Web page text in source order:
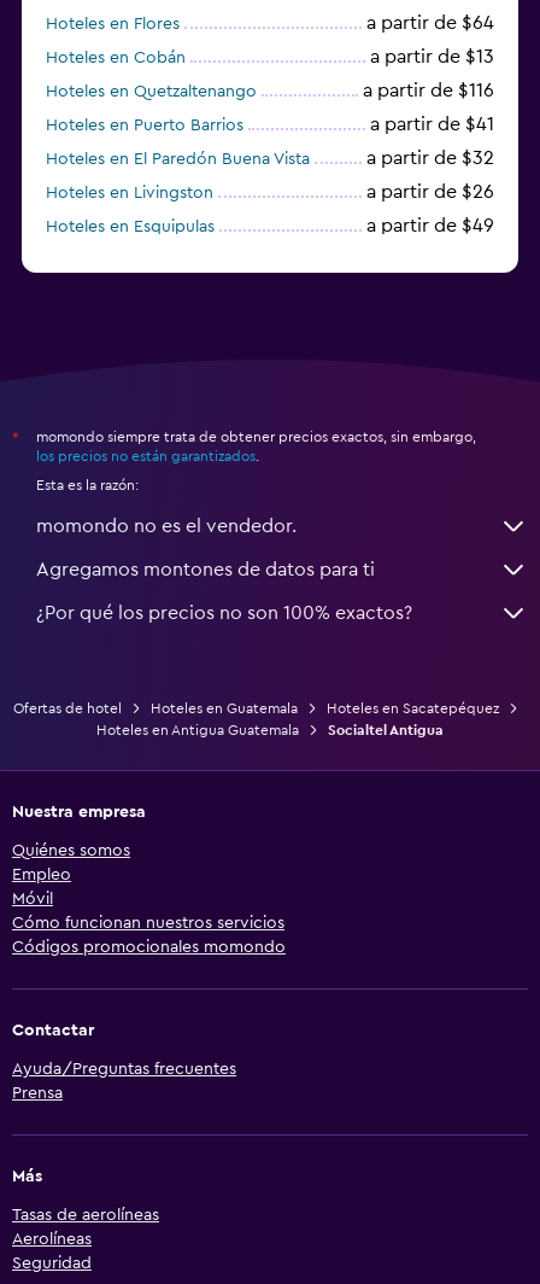
Hoteles en Flores a partir de $64
Hoteles en Cobán a partir de $13
Hoteles en Quetzaltenango a partir de $116
Hoteles en Puerto Barrios a partir de $41
Hoteles en El Paredón Buena Vista a partir de $32
Hoteles en Livingston a partir de $26
Hoteles en Esquipulas a partir de $49
*
momondo siempre trata de obtener precios exactos, sin embargo,
los precios no están garantizados
Esta es la razón:
momondo no es el vendedor.
Agregamos montones de datos para ti
¿Por qué los precios no son 100% exactos?
Ofertas de hotel Hoteles en Guatemala
Hoteles en Sacatepéquez
Hoteles en Antigua Guatemala
Socialtel Antigua
Nuestra empresa
Quiénes somos
Empleo
Móvil
Cómo funcionan nuestros servicios
Códigos promocionales momondo
Contactar
Ayuda/Preguntas frecuentes
Prensa
Más
Tasas de aerolíneas
Aerolíneas
Seguridad